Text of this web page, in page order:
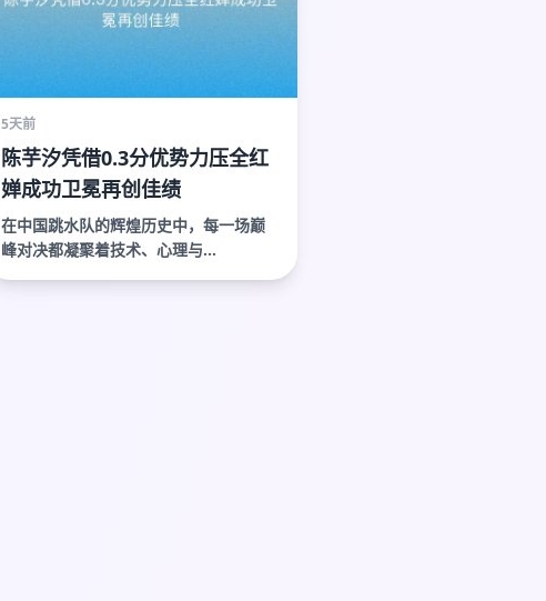
5天前
陈芋汐凭借0.3分优势力压全红
婵成功卫冕再创佳绩
在中国跳水队的辉煌历史中，每一场巅
峰对决都凝聚着技术、心理与...